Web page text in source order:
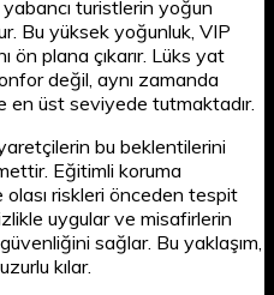
turistlerin yoğun
Bu yüksek yoğunluk, VIP
ön plana çıkarır. Lüks yat
değil, aynı zamanda
en üst seviyede tutmaktadır.
bu beklentilerini
Eğitimli koruma
riskleri önceden tespit
uygular ve misafirlerin
sağlar. Bu yaklaşım,
kılar.